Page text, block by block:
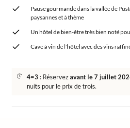
Pause gourmande dans la vallée de
paysannes et à thème
Un hôtel de bien-être très bien noté
Cave à vin de l'hôtel avec des vins
4=3 : Réservezavant le 7 juillet
nuits pour le prix de trois.